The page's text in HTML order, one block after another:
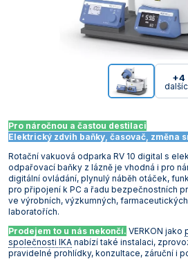
+4
Pro náročnou a častou destilaci
Elektrický zdvih baňky, časovač, změna
Rotační vakuová odparka RV 10 digital s
odpařovací baňky z lázně je vhodná i pro
digitální ovládání, plynulý náběh otáček,
pro připojení k PC a řadu bezpečnostních
ve výrobních, výzkumných,
laboratořích.
Prodejem to u nás nekončí. VERKON jako
společnosti IKA nabízí také instalaci,
pravidelné prohlídky, konzultace, záruční i